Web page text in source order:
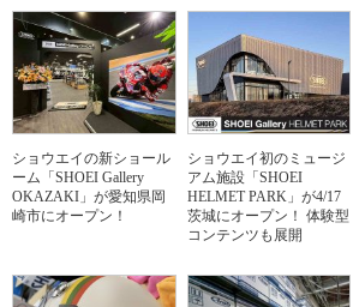
ショウエイの新ショール
ーム「SHOEI Gallery
OKAZAKI」が愛知県岡
崎市にオープン！
ショウエイ初のミュージ
アム施設「SHOEI
HELMET PARK」が4/17
茨城にオープン！ 体験型
コンテンツも展開